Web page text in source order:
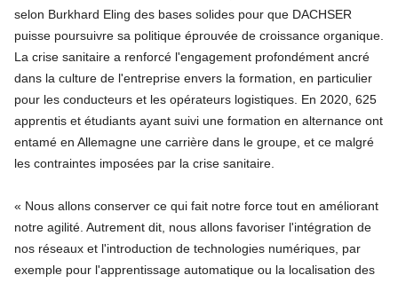
selon Burkhard Eling des bases solides pour que DACHSER
puisse poursuivre sa politique éprouvée de croissance organique.
La crise sanitaire a renforcé l'engagement profondément ancré
dans la culture de l'entreprise envers la formation, en particulier
pour les conducteurs et les opérateurs logistiques. En 2020, 625
apprentis et étudiants ayant suivi une formation en alternance ont
entamé en Allemagne une carrière dans le groupe, et ce malgré
les contraintes imposées par la crise sanitaire.
« Nous allons conserver ce qui fait notre force tout en améliorant
notre agilité. Autrement dit, nous allons favoriser l'intégration de
nos réseaux et l'introduction de technologies numériques, par
exemple pour l'apprentissage automatique ou la localisation des